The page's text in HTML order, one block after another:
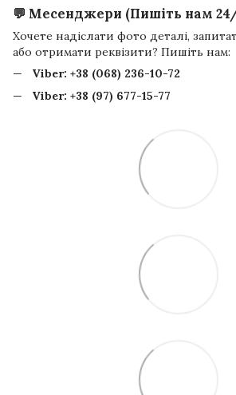
💬 Месенджери (Пишіть нам
Хочете надіслати фото деталі,
або отримати реквізити? Пишіть нам:
Viber: +38 (068) 236-10-72
Viber: +38 (97) 677-15-77